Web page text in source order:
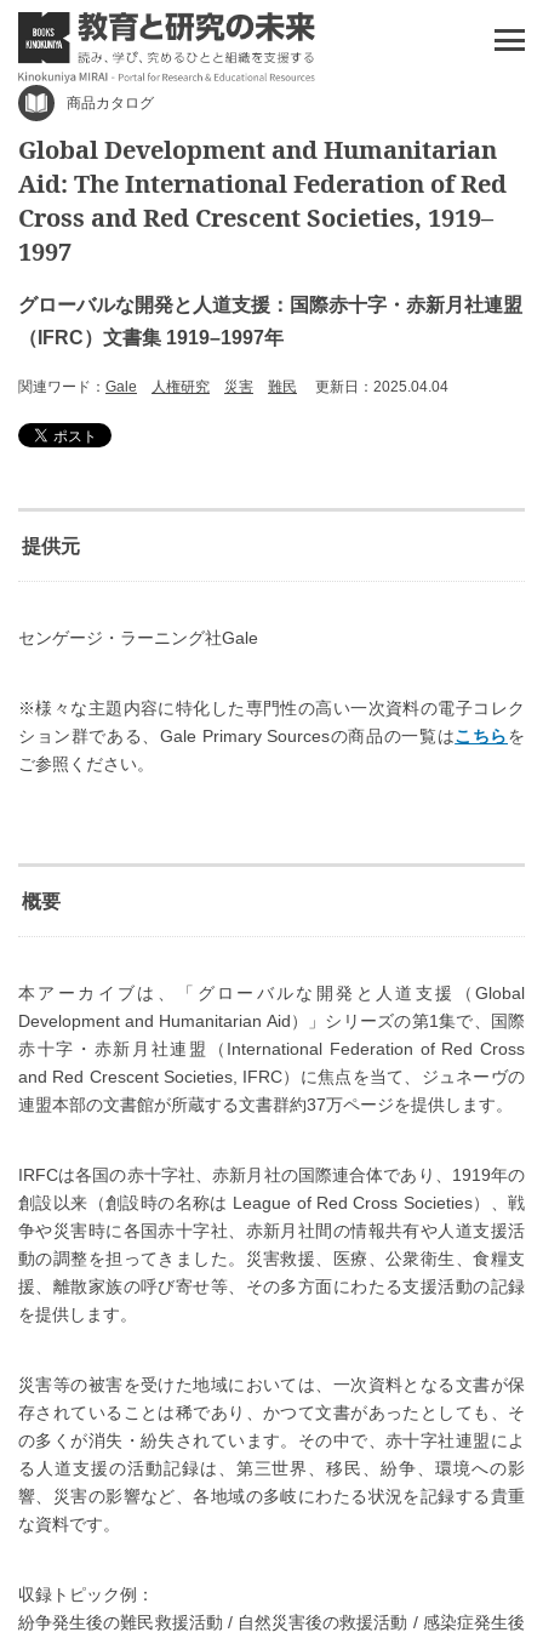
商品カタログ
Global Development and Humanitarian
Aid: The International Federation of Red
Cross and Red Crescent Societies, 1919–
1997
グローバルな開発と人道支援：国際赤十字・赤新月社連盟
（IFRC）文書集 1919–1997年
関連ワード： Gale 人権研究 災害 難民 更新日：2025.04.04
提供元
センゲージ・ラーニング社Gale
※様々な主題内容に特化した専門性の高い一次資料の電子コレク
ション群である、Gale Primary Sourcesの商品の一覧はこちらを
ご参照ください。
概要
本アーカイブは、「グローバルな開発と人道支援（Global
Development and Humanitarian Aid）」シリーズの第1集で、国際
赤十字・赤新月社連盟（International Federation of Red Cross
and Red Crescent Societies, IFRC）に焦点を当て、ジュネーヴの
連盟本部の文書館が所蔵する文書群約37万ページを提供します。
IRFCは各国の赤十字社、赤新月社の国際連合体であり、1919年の
創設以来（創設時の名称は League of Red Cross Societies）、戦
争や災害時に各国赤十字社、赤新月社間の情報共有や人道支援活
動の調整を担ってきました。災害救援、医療、公衆衛生、食糧支
援、離散家族の呼び寄せ等、その多方面にわたる支援活動の記録
を提供します。
災害等の被害を受けた地域においては、一次資料となる文書が保
存されていることは稀であり、かつて文書があったとしても、そ
の多くが消失・紛失されています。その中で、赤十字社連盟によ
る人道支援の活動記録は、第三世界、移民、紛争、環境への影
響、災害の影響など、各地域の多岐にわたる状況を記録する貴重
な資料です。
収録トピック例：
紛争発生後の難民救援活動 / 自然災害後の救援活動 / 感染症発生後